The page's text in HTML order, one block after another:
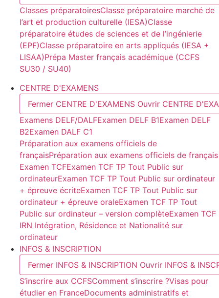
Classes préparatoiresClasse préparatoire marché de
l’art et production culturelle (IESA)Classe
préparatoire études de sciences et de l’ingénierie
(EPF)Classe préparatoire en arts appliqués (IESA +
LISAA)Prépa Master français académique (CCFS
SU30 / SU40)
CENTRE D'EXAMENS
Fermer CENTRE D'EXAMENS Ouvrir CENTRE
Examens DELF/DALFExamen DELF B1Examen DELF
B2Examen DALF C1
Préparation aux examens officiels de
françaisPréparation aux examens officiels de français
Examen TCFExamen TCF TP Tout Public sur
ordinateurExamen TCF TP Tout Public sur ordinateur
+ épreuve écriteExamen TCF TP Tout Public sur
ordinateur + épreuve oraleExamen TCF TP Tout
Public sur ordinateur – version complèteExamen TCF
IRN Intégration, Résidence et Nationalité sur
ordinateur
INFOS & INSCRIPTION
Fermer INFOS & INSCRIPTION Ouvrir INFOS &
S’inscrire aux CCFSComment s’inscrire ?Visas pour
étudier en FranceDocuments administratifs et